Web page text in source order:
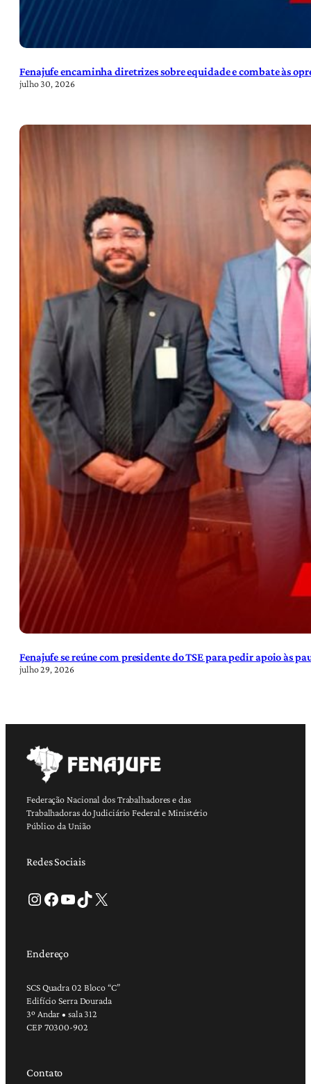
Fenajufe encaminha diretrizes sobre equidade e combate às
julho 30, 2026
Fenajufe se reúne com presidente do TSE para pedir apoio às
julho 29, 2026
Federação Nacional dos Trabalhadores e das
Trabalhadoras do Judiciário Federal e Ministério
Público da União
Redes Sociais
Instagram Facebook Youtube TikTok X
Endereço
SCS Quadra 02 Bloco “C”
Edifício Serra Dourada
3º Andar • sala 312
CEP 70300-902
Contato